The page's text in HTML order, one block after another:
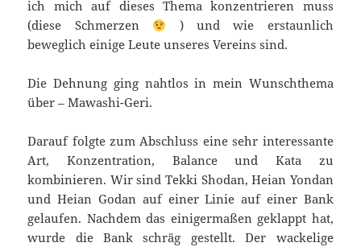
ich mich auf dieses Thema konzentrieren muss
(diese Schmerzen
) und wie erstaunlich
beweglich einige Leute unseres Vereins sind.
Die Dehnung ging nahtlos in mein Wunschthema
über – Mawashi-Geri.
Darauf folgte zum Abschluss eine sehr interessante
Art, Konzentration, Balance und Kata zu
kombinieren. Wir sind Tekki Shodan, Heian Yondan
und Heian Godan auf einer Linie auf einer Bank
gelaufen. Nachdem das einigermaßen geklappt hat,
wurde die Bank schräg gestellt. Der wackelige